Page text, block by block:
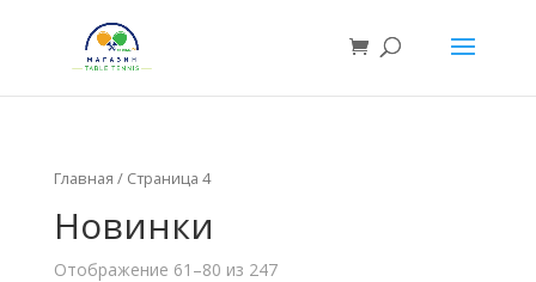
Главная / Страница 4
Новинки
Отображение 61–80 из 247